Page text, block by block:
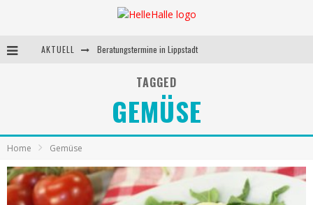
AKTUELL Beratungstermine in Lippstadt
Behandlungstermine in Lippstadt
Andrea Miorin-Bellermann
Kolumne-Ernährungsumstellung
TAGGED
GEMÜSE
Home Gemüse